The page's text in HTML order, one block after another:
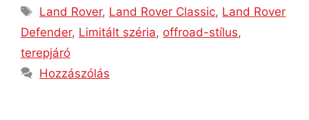
Land Rover, Land Rover Classic, Land Rover
Defender, Limitált széria, offroad-stílus,
terepjáró
Hozzászólás